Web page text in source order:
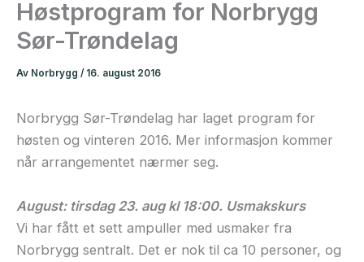
Høstprogram for Norbrygg
Sør-Trøndelag
Av Norbrygg / 16. august 2016
Norbrygg Sør-Trøndelag har laget program for
høsten og vinteren 2016. Mer informasjon kommer
når arrangementet nærmer seg.
August: tirsdag 23. aug kl 18:00. Usmakskurs
Vi har fått et sett ampuller med usmaker fra
Norbrygg sentralt. Det er nok til ca 10 personer, og